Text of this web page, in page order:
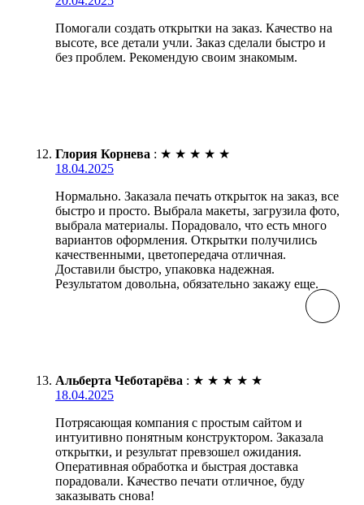
Помогали создать открытки на заказ. Качество на
высоте, все детали учли. Заказ сделали быстро и
без проблем. Рекомендую своим знакомым.
Глория Корнева : ★ ★ ★ ★ ★
18.04.2025
Нормально. Заказала печать открыток на заказ, все
быстро и просто. Выбрала макеты, загрузила фото,
выбрала материалы. Порадовало, что есть много
вариантов оформления. Открытки получились
качественными, цветопередача отличная.
Доставили быстро, упаковка надежная.
Результатом довольна, обязательно закажу еще.
Альберта Чеботарёва : ★ ★ ★ ★ ★
18.04.2025
Потрясающая компания с простым сайтом и
интуитивно понятным конструктором. Заказала
открытки, и результат превзошел ожидания.
Оперативная обработка и быстрая доставка
порадовали. Качество печати отличное, буду
заказывать снова!